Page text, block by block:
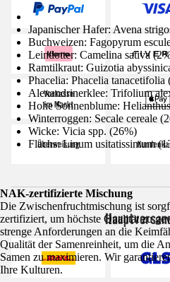
Japanischer Hafer: Avena
Buchweizen: Fagopyrum
Leindotter: Camelina sativa
Ramtilkraut: Guizotia
Phacelia: Phacelia tanacetifolia
Alexandrinerklee: Trifolium
Hohe Sonnenblume:
Winterroggen: Secale cereale
Wicke: Vicia spp. (26%)
Flachs: Linum usitatissimum
NAK-zertifizierte Mischung
Die Zwischenfruchtmischung ist
zertifiziert, um höchste Qualität zu
strenge Anforderungen an die
Qualität der Samenreinheit, um die
Samen zu maximieren. Wir
Ihre Kulturen.